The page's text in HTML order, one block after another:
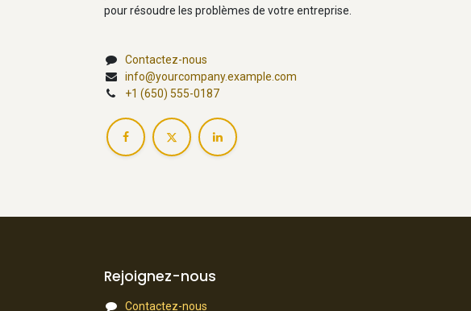
pour résoudre les problèmes de votre entreprise.
Contactez-nous
info@yourcompany.example.com
+1 (650) 555-0187
Rejoignez-nous
Contactez-nous